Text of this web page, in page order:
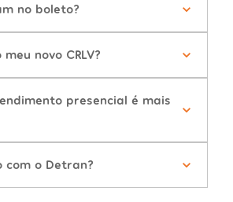
no boleto?
novo CRLV?
presencial é mais
com o Detran?